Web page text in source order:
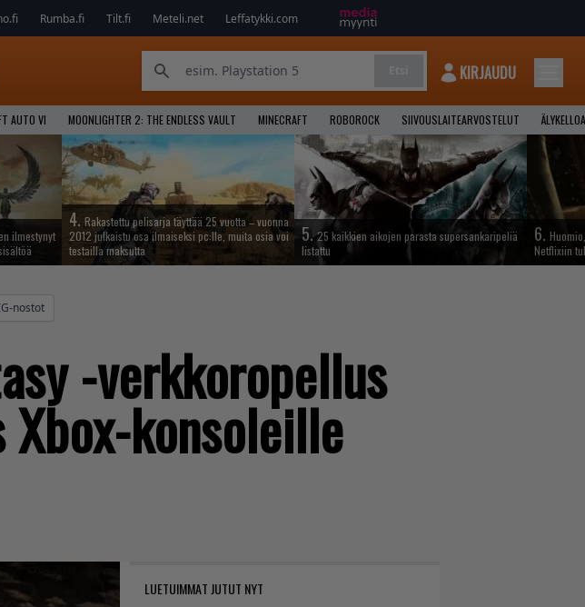
Rumba.fi Tilt.fi Meteli.net Leffatykki.com
KIRJAUDU
AUTO VI MOONLIGHTER 2: THE ENDLESS VAULT MINECRAFT ROBOROCK SIIVOUSLAITEARVOSTELUT
ilmestynyt
4. Rakastettu pelisarja täyttää 25 vuotta – vuonna
2012 julkaistu osa ilmaiseksi pc:lle, muita osia voi
testailla maksutta
5.25 kaikkien aikojen parasta supersankaripeliä
listattu
6.
Netflixiin
nostot
-verkkoropellus
konsoleille
LUETUIMMAT JUTUT NYT